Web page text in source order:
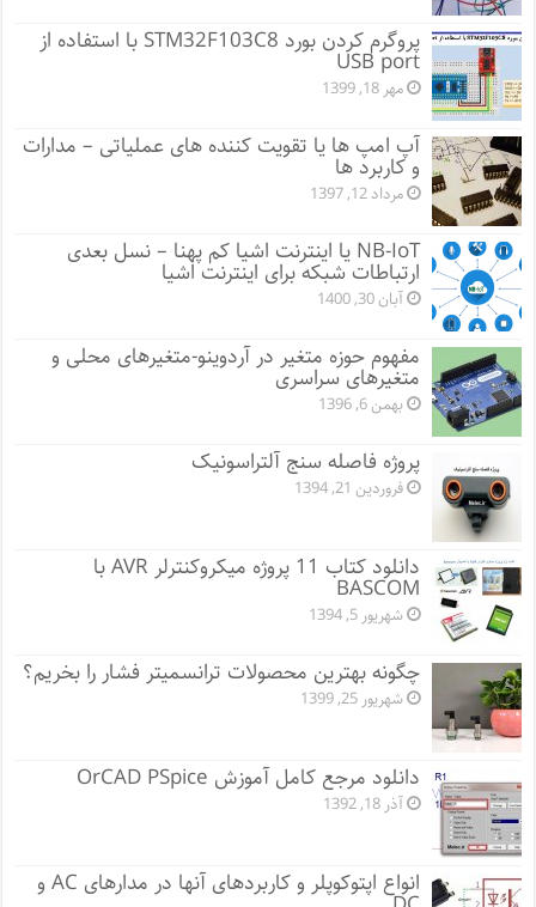
پروگرم کردن بورد STM32F103C8 با استفاده از
USB port
مهر 18, 1399
آپ امپ ها یا تقویت کننده های عملیاتی – مدارات
و کاربرد ها
مرداد 12, 1397
NB-IoT یا اینترنت اشیا کم پهنا – نسل بعدی
ارتباطات شبکه برای اینترنت اشیا
آبان 30, 1400
مفهوم حوزه متغیر در آردوینو-متغیرهای محلی و
متغیرهای سراسری
بهمن 6, 1396
پروژه فاصله سنج آلتراسونیک
فروردین 21, 1394
دانلود کتاب 11 پروژه میکروکنترلر AVR با
BASCOM
شهریور 5, 1394
چگونه بهترین محصولات ترانسمیتر فشار را بخریم؟
شهریور 25, 1399
دانلود مرجع کامل آموزش OrCAD PSpice
آذر 18, 1392
انواع اپتوکوپلر و کاربردهای آنها در مدارهای AC و